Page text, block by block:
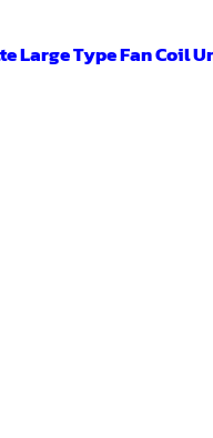
Large Type Fan Coil